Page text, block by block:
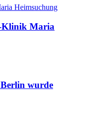
Klinik Maria
wurde